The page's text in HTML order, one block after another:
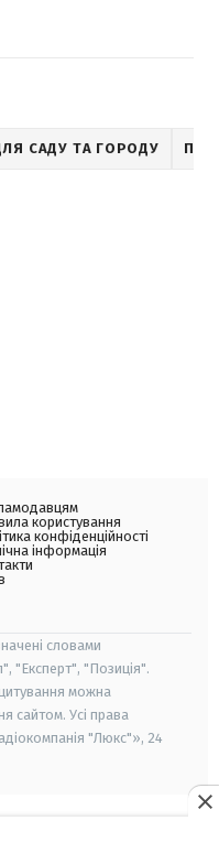
САДУ ТА ГОРОДУ
користування
конфіденційності
інформація
словами
"Експерт", "Позиція".
можна
сайтом. Усі права
"Люкс"», 24